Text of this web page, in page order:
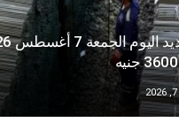
سعر